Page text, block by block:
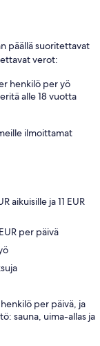
päällä suoritettavat
verot:
henkilö per yö
alle 18 vuotta
ilmoittamat
aikuisille ja 11 EUR
per päivä
per päivä, ja
sauna, uima-allas ja